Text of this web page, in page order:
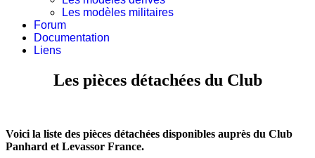
Les modèles militaires
Forum
Documentation
Liens
Les pièces détachées du Club
Voici la liste des pièces détachées disponibles auprès du Club
Panhard et Levassor France.